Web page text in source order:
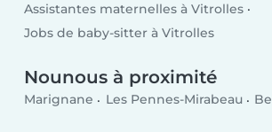
Assistantes maternelles à Vitrolles
Jobs de baby-sitter à Vitrolles
Nounous à proximité
Marignane Les Pennes-Mirabeau